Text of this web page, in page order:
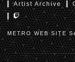
Artist Archive
METRO WEB SITE